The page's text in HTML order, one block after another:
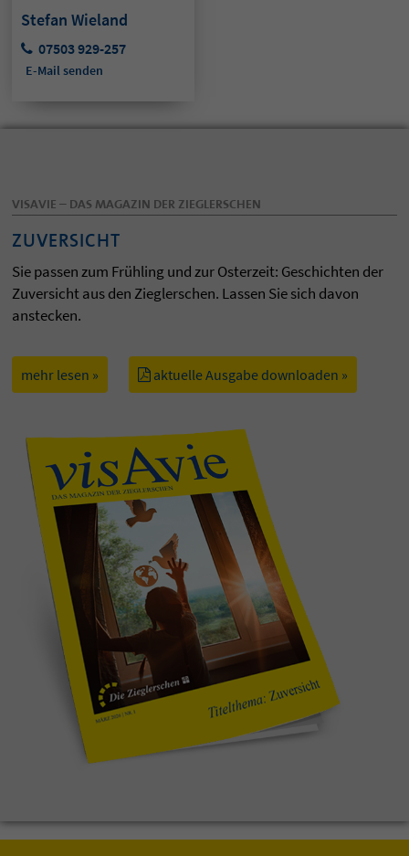
Stefan Wieland
07503 929-257
E-Mail senden
VISAVIE – DAS MAGAZIN DER ZIEGLERSCHEN
ZUVERSICHT
Sie passen zum Frühling und zur Osterzeit: Geschichten der
Zuversicht aus den Zieglerschen. Lassen Sie sich davon
anstecken.
mehr lesen » aktuelle Ausgabe downloaden »